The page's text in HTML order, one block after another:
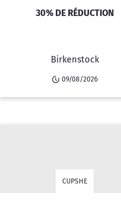
30% DE RÉDUCTION
Birkenstock
09/08/2026
CUPSHE